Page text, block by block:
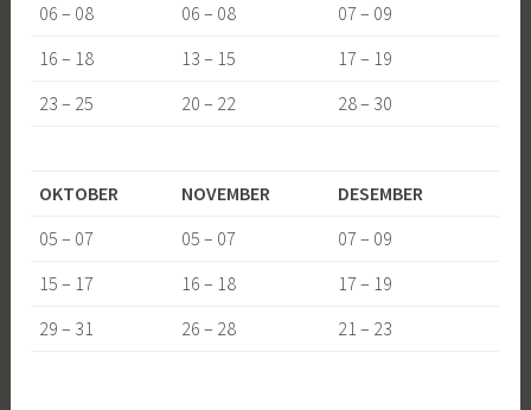
06 – 08
06 – 08
07 – 09
16 – 18
13 – 15
17 – 19
23 – 25
20 – 22 28 – 30
OKTOBER NOVEMBER
DESEMBER
05 – 07
05 – 07
07 – 09
15 – 17
16 – 18
17 – 19
29 – 31
26 – 28 21 – 23